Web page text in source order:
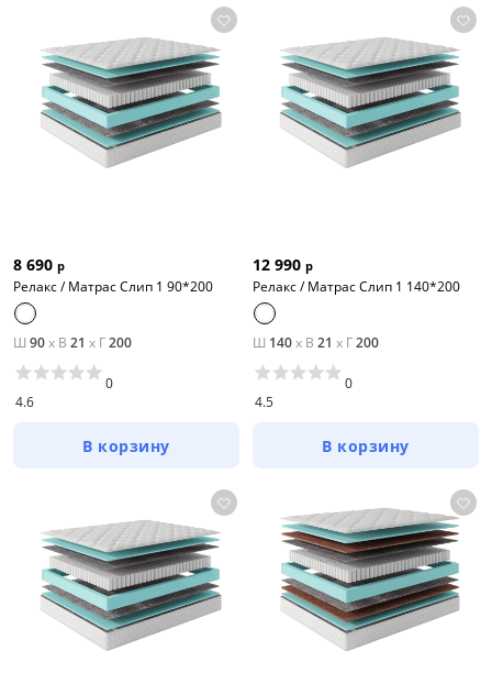
8 690 р
Релакс / Матрас Слип 1 90*200
Ш 90x В 21 x Г200
4.6
0
В корзину
12 990 р
Релакс / Матрас Слип 1 140*200
Ш 140x В 21 x Г200
4.5
0
В корзину